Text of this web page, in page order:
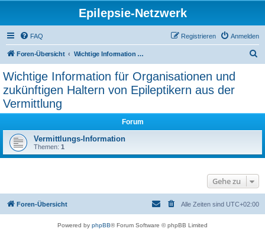
Epilepsie-Netzwerk
FAQ Anmelden
Registrieren
Foren-Übersicht Wichtige Information für Organisationen und zukünftigen Haltern von Epileptikern aus der Vermittlung
Wichtige Information für Organisationen und
zukünftigen Haltern von Epileptikern aus der
Vermittlung
Forum
Vermittlungs-Information
Themen: 1
Gehe zu
Foren-Übersicht Alle Zeiten sind UTC+02:00
Powered by phpBB® Forum Software © phpBB Limited